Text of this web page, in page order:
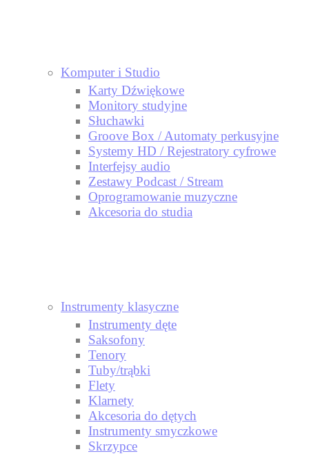
Komputer i Studio
Karty Dźwiękowe
Monitory studyjne
Słuchawki
Groove Box / Automaty perkusyjne
Systemy HD / Rejestratory cyfrowe
Interfejsy audio
Zestawy Podcast / Stream
Oprogramowanie muzyczne
Akcesoria do studia
Instrumenty klasyczne
Instrumenty dęte
Saksofony
Tenory
Tuby/trąbki
Flety
Klarnety
Akcesoria do dętych
Instrumenty smyczkowe
Skrzypce